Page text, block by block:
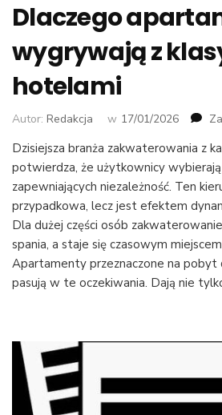
Dlaczego
wygrywają z
hotelami
Autor: Redakcja w 17/01/2026
Dzisiejsza branża zakwaterowania z
potwierdza, że użytkownicy
zapewniających niezależność. Ten
przypadkowa, lecz jest efektem
Dla dużej części osób
spania, a staje się czasowym
Apartamenty przeznaczone na pobyt
pasują w te oczekiwania. Dają nie